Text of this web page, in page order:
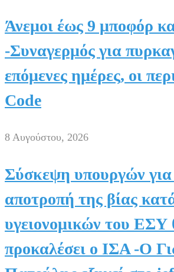
Άνεμοι έως 9 μποφόρ
-Συναγερμός για
επόμενες ημέρες, οι
Code
8 Αυγούστου, 2026
Σύσκεψη υπουργών για
αποτροπή της βίας
υγειονομικών του ΕΣΥ
προκαλέσει ο ΙΣΑ -Ο